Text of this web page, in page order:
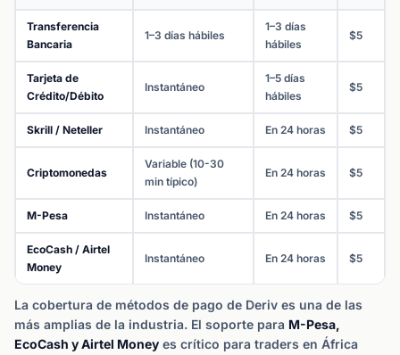
Transferencia
Bancaria
1–3 días hábiles
1–3 días
hábiles
$5
Tarjeta de
Crédito/Débito
Instantáneo
1–5 días
hábiles
$5
Skrill / Neteller Instantáneo En 24 horas $5
Criptomonedas
Variable (10-30
min típico)
En 24 horas $5
M-Pesa Instantáneo En 24 horas $5
EcoCash / Airtel
Money
Instantáneo En 24 horas $5
La cobertura de métodos de pago de Deriv es una de las
más amplias de la industria. El soporte para M-Pesa,
EcoCash y Airtel Money es crítico para traders en África